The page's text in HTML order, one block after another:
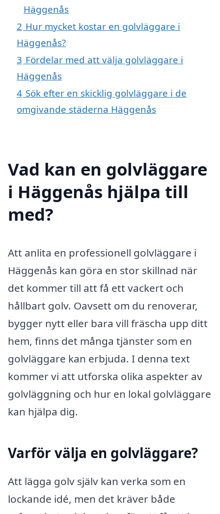
Häggenås
2 Hur mycket kostar en golvläggare i
Häggenås?
3 Fördelar med att välja golvläggare i
Häggenås
4 Sök efter en skicklig golvläggare i de
omgivande städerna Häggenås
Vad kan en golvläggare
i Häggenås hjälpa till
med?
Att anlita en professionell golvläggare i
Häggenås kan göra en stor skillnad när
det kommer till att få ett vackert och
hållbart golv. Oavsett om du renoverar,
bygger nytt eller bara vill fräscha upp ditt
hem, finns det många tjänster som en
golvläggare kan erbjuda. I denna text
kommer vi att utforska olika aspekter av
golvläggning och hur en lokal golvläggare
kan hjälpa dig.
Varför välja en golvläggare?
Att lägga golv själv kan verka som en
lockande idé, men det kräver både